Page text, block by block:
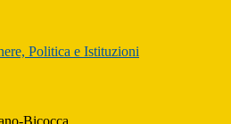
Politica e Istituzioni
Bicocca